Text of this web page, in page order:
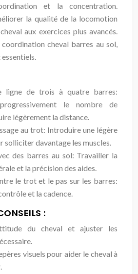
et la concentration.
la qualité de la locomotion
aux exercices plus avancés.
cheval barres au sol,
ligne de trois à quatre barres:
le nombre de
légèrement la distance.
au trot: Introduire une légère
solliciter davantage les muscles.
des barres au sol: Travailler la
et la précision des aides.
le trot et le pas sur les barres:
et la cadence.
:
du cheval et ajuster les
visuels pour aider le cheval à